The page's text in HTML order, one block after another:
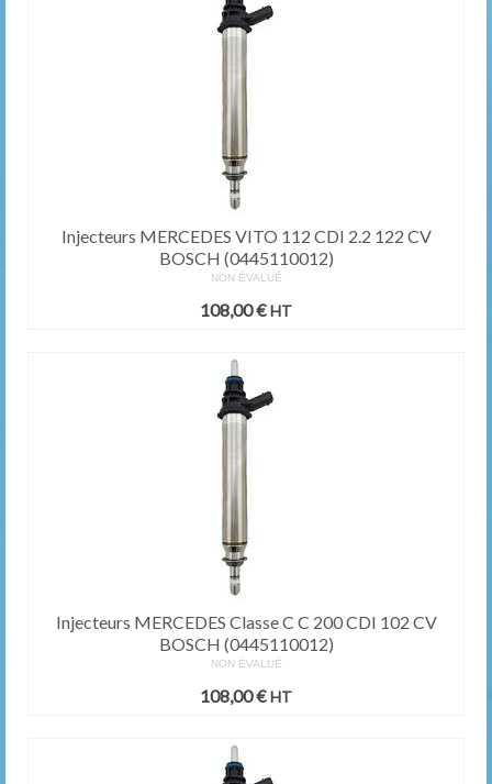
Injecteurs MERCEDES VITO 112 CDI 2.2 122 CV
BOSCH (0445110012)
NON ÉVALUÉ
108,00€ HT
Injecteurs MERCEDES Classe C C 200 CDI 102 CV
BOSCH (0445110012)
NON ÉVALUÉ
108,00€ HT